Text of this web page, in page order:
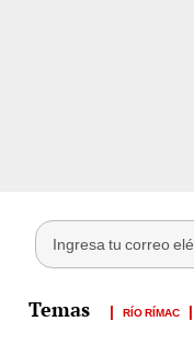
RÍO RÍMAC